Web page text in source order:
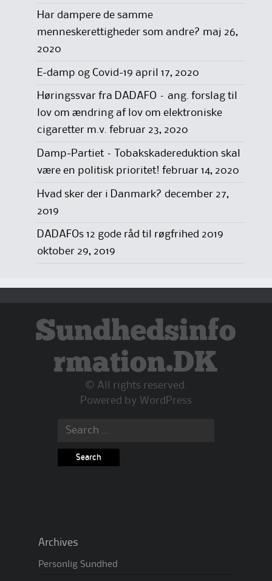
Har dampere de samme
menneskerettigheder som andre? maj 26,
2020
E-damp og Covid-19 april 17, 2020
Høringssvar fra DADAFO – ang. forslag til
lov om ændring af lov om elektroniske
cigaretter m.v. februar 23, 2020
Damp-Partiet – Tobakskadereduktion skal
være en politisk prioritet! februar 14, 2020
Hvad sker der i Danmark? december 27,
2019
DADAFOs 12 gode råd til røgfrihed 2019
oktober 29, 2019
Sundhedsinfo
rmation.DK
© All rights reserved.
Powered by WordPress
Search
Archives
Personlig Sundhed